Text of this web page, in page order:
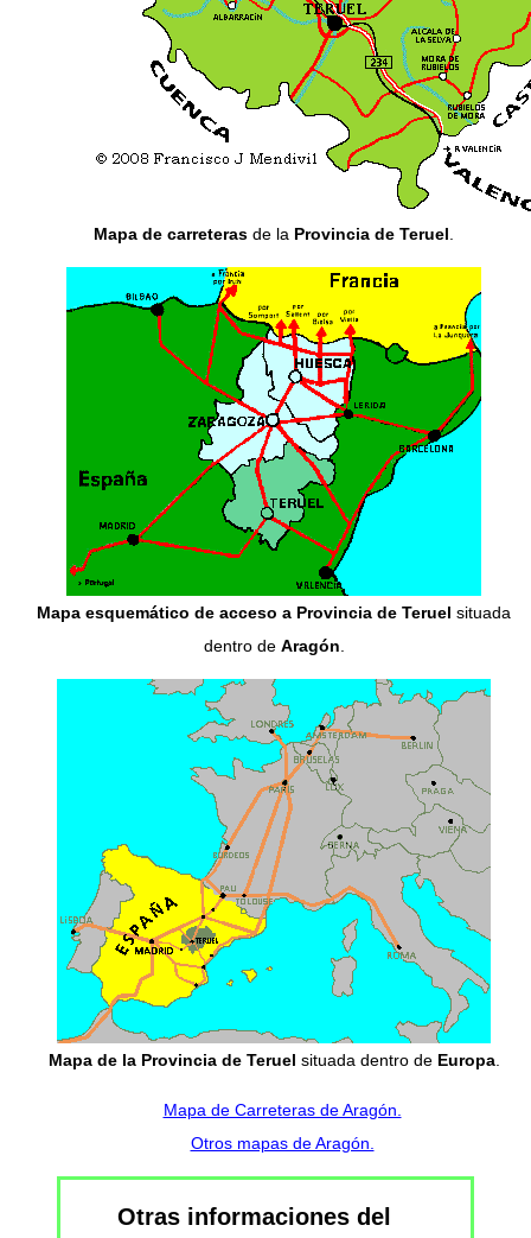
Mapa de carreteras de la Provincia de Teruel.
Mapa esquemático de acceso a Provincia de Teruel situada
dentro de Aragón.
Mapa de la Provincia de Teruel situada dentro de Europa.
Mapa de Carreteras de Aragón.
Otros mapas de Aragón.
Otras informaciones del